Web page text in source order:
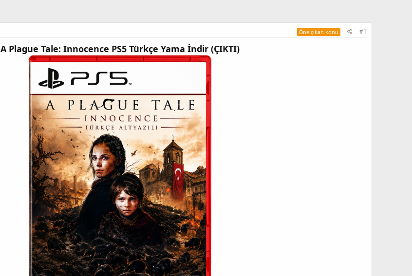
Öne çıkan konu #1
A Plague Tale: Innocence PS5 Türkçe Yama İndir (ÇIKTI)